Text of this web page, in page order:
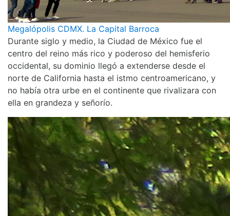
Megalópolis CDMX. La Capital Barroca
Durante siglo y medio, la Ciudad de México fue el
centro del reino más rico y poderoso del hemisferio
occidental, su dominio llegó a extenderse desde el
norte de California hasta el istmo centroamericano, y
no había otra urbe en el continente que rivalizara con
ella en grandeza y señorío.